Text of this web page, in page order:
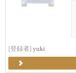
[登録者] yuki